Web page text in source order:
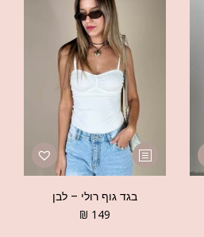
בגד גוף רולי – לבן
₪ 149